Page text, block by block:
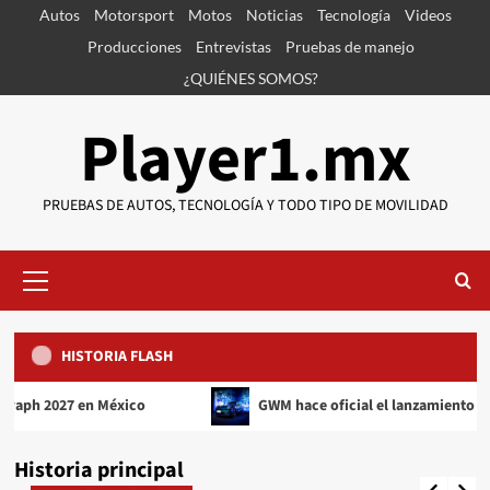
SaltarAutos Motorsport Motos Noticias Tecnología
Videos
Producciones
Entrevistas
Pruebas de manejo
¿QUIÉNES SOMOS?
Player1.mx
PRUEBAS DE AUTOS, TECNOLOGÍA Y TODO TIPO DE MOVILIDAD
primario
HISTORIA FLASH
México GWM hace oficial el lanzamiento del ORA 5 en
Historia principal
Autos Lanzamientos
Kia arranca comercialización en México del EV3
rayo corte agosto 7, 2026
4
McLaren volverá a Le Mans en 2027
Motorsport Noticias
Ford Mustang GTD Competition establece marca
de 6:40.835 en Nürburgring
Automovilismo